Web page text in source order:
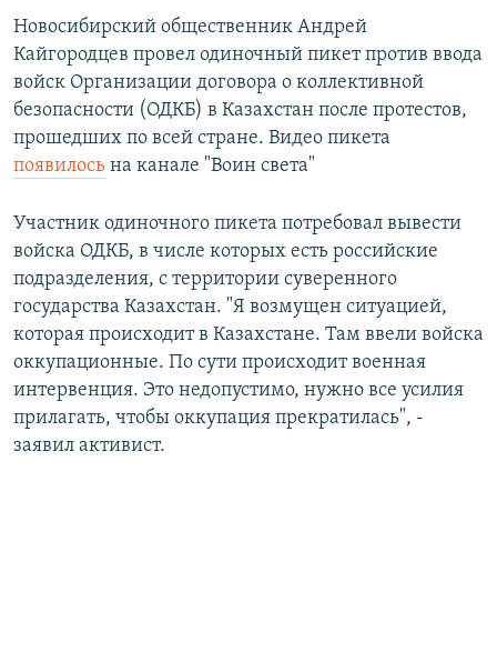
Все сайты РСЕ/РС
Новосибирский общественник Андрей
Кайгородцев провел одиночный пикет против ввода
войск Организации договора о коллективной
безопасности (ОДКБ) в Казахстан после протестов,
прошедших по всей стране. Видео пикета
появилось на канале "Воин света"
Участник одиночного пикета потребовал вывести
войска ОДКБ, в числе которых есть российские
подразделения, с территории суверенного
государства Казахстан. "Я возмущен ситуацией,
которая происходит в Казахстане. Там ввели войска
оккупационные. По сути происходит военная
интервенция. Это недопустимо, нужно все усилия
прилагать, чтобы оккупация прекратилась", -
заявил активист.